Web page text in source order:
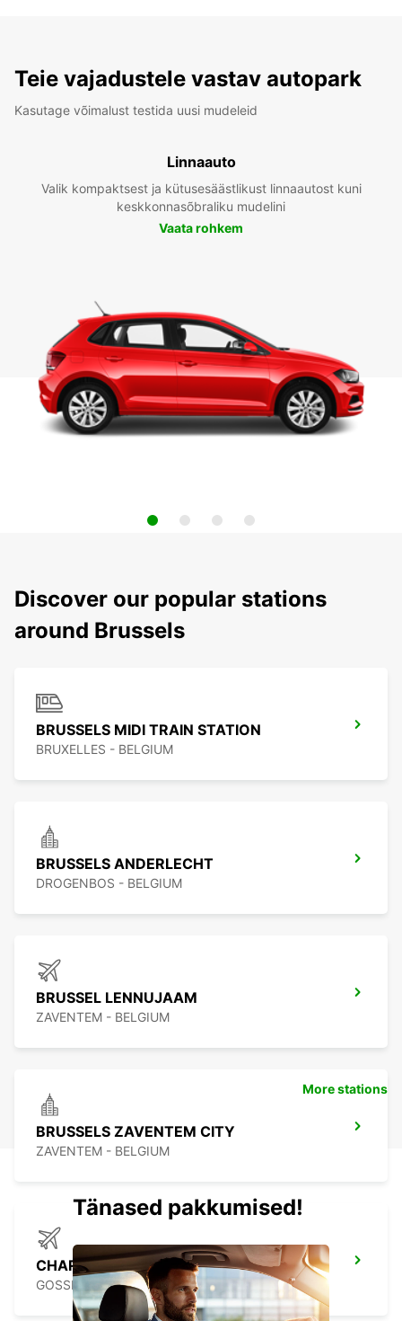
Teie vajadustele vastav autopark
Kasutage võimalust testida uusi mudeleid
Linnaauto
Valik kompaktsest ja kütusesäästlikust linnaautost kuni
keskkonnasõbraliku mudelini
Vaata rohkem
Discover our popular stations
around Brussels
BRUSSELS MIDI TRAIN STATION
BRUXELLES - BELGIUM
BRUSSELS ANDERLECHT
DROGENBOS - BELGIUM
BRUSSEL LENNUJAAM
ZAVENTEM - BELGIUM
BRUSSELS ZAVENTEM CITY
ZAVENTEM - BELGIUM
CHARLEROI BRUSSELS SOUTH AIRPORT
GOSSELIES - BELGIUM
More stations
Tänased pakkumised!